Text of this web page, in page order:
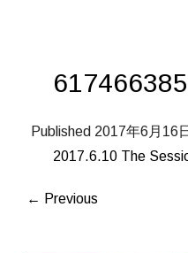
Published 2017年6月16日
2017.6.10 The
← Previous